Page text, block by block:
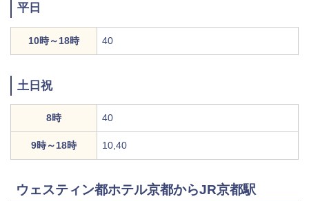
平日
10時～18時 40
土日祝
8時 40
9時～18時 10,40
ウェスティン都ホテル京都からJR京都駅